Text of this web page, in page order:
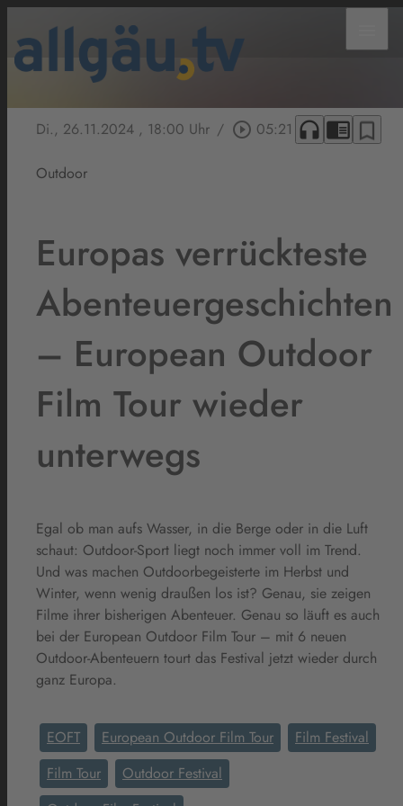
Di., 26.11.2024 , 18:00 Uhr / play_circle_outline 05:21 headphones chrome_reader_mode bookmark_border
Outdoor
Europas verrückteste
Abenteuergeschichten
– European Outdoor
Film Tour wieder
unterwegs
Egal ob man aufs Wasser, in die Berge oder in die Luft
schaut: Outdoor-Sport liegt noch immer voll im Trend.
Und was machen Outdoorbegeisterte im Herbst und
Winter, wenn wenig draußen los ist? Genau, sie zeigen
Filme ihrer bisherigen Abenteuer. Genau so läuft es auch
bei der European Outdoor Film Tour – mit 6 neuen
Outdoor-Abenteuern tourt das Festival jetzt wieder durch
ganz Europa.
EOFT European Outdoor Film Tour
Film Festival
Film Tour
Outdoor Festival